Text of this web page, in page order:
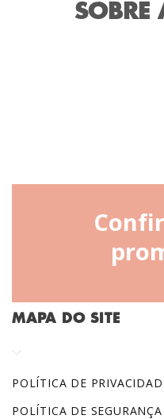
SOBRE
MAPA DO SITE
POLÍTICA DE
POLÍTICA DE SEGURANÇA